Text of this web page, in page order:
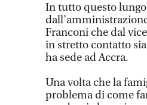
In tutto questo
Franconi che dal
in stretto contatto
ha sede ad Accra.
Una volta che la
problema di come